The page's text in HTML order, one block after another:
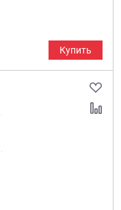
Купить